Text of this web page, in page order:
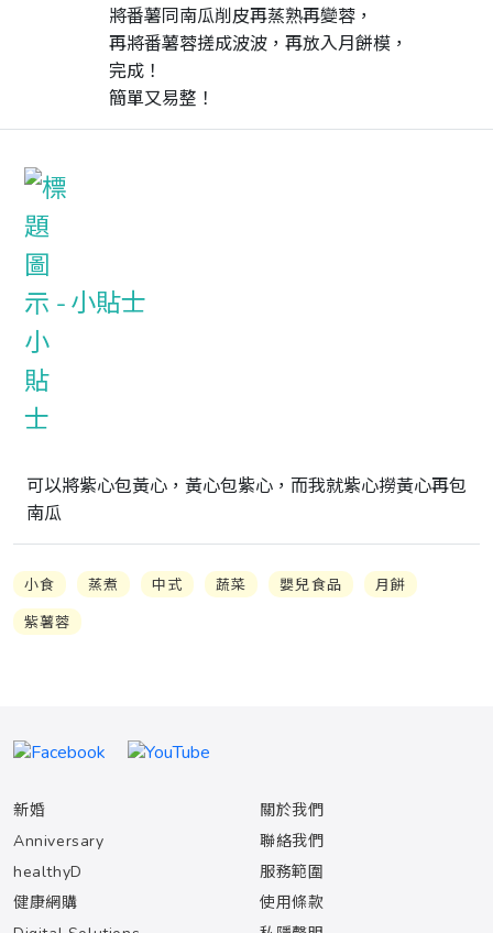
將番薯同南瓜削皮再蒸熟再變蓉，
再將番薯蓉搓成波波，再放入月餅模，
完成！
簡單又易整！
小貼士
可以將紫心包黃心，黃心包紫心，而我就紫心撈黃心再包
南瓜
小食 蒸煮 中式 蔬菜 嬰兒食品
月餅
紫薯蓉
新婚
Anniversary
healthyD
健康網購
關於我們
聯絡我們
服務範圍
使用條款